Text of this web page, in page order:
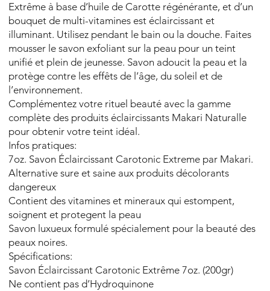
Extrême à base d’huile de Carotte régénérante, et d’un
bouquet de multi-vitamines est éclaircissant et
illuminant. Utilisez pendant le bain ou la douche. Faites
mousser le savon exfoliant sur la peau pour un teint
unifié et plein de jeunesse. Savon adoucit la peau et la
protège contre les effêts de l’âge, du soleil et de
l’environnement.
Complémentez votre rituel beauté avec la gamme
complète des produits éclaircissants Makari Naturalle
pour obtenir votre teint idéal.
Infos pratiques:
7oz. Savon Éclaircissant Carotonic Extreme par Makari.
Alternative sure et saine aux produits décolorants
dangereux
Contient des vitamines et mineraux qui estompent,
soignent et protegent la peau
Savon luxueux formulé spécialement pour la beauté des
peaux noires.
Spécifications:
Savon Éclaircissant Carotonic Extrême 7oz. (200gr)
Ne contient pas d’Hydroquinone